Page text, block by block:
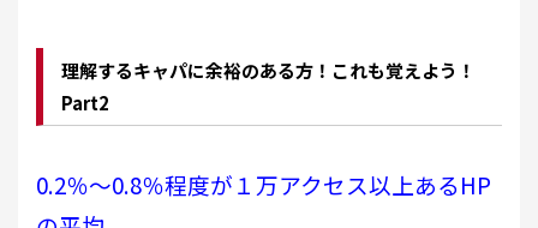
理解するキャパに余裕のある方！これも覚えよう！
Part2
0.2％〜0.8％程度が１万アクセス以上あるHP